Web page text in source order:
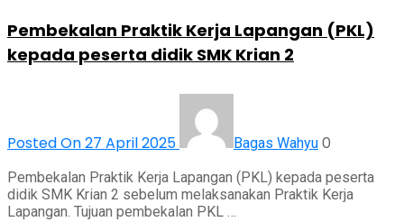
Pembekalan Praktik Kerja Lapangan (PKL)
kepada peserta didik SMK Krian 2
Posted On 27 April 2025 Bagas Wahyu 0
Pembekalan Praktik Kerja Lapangan (PKL) kepada peserta
didik SMK Krian 2 sebelum melaksanakan Praktik Kerja
Lapangan. Tujuan pembekalan PKL …